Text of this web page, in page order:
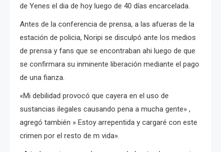
de Yenes el dia de hoy luego de 40 días encarcelada.
Antes de la conferencia de prensa, a las afueras de la
estación de policia, Noripi se disculpó ante los medios
de prensa y fans que se encontraban ahi luego de que
se confirmara su inminente liberación mediante el pago
de una fianza.
«Mi debilidad provocó que cayera en el uso de
sustancias ilegales causando pena a mucha gente» ,
agregó también » Estoy arrepentida y cargaré con este
crimen por el resto de m vida».